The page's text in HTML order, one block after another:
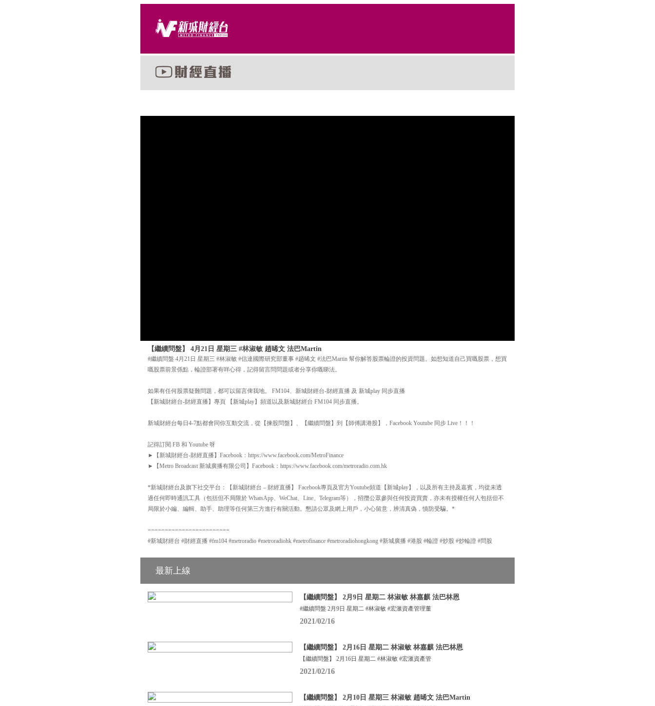
【繼續問盤】 4月21日 星期三 #林淑敏 趙晞文 法巴Martin
#繼續問盤 4月21日 星期三 #林淑敏 #信達國際研究部董事 #趙晞文 #法巴Martin 幫你解答股票輪證的投資問題。如想知道自己買嘅股票，想買
嘅股票前景係點，輪證部署有咩心得，記得留言問問題或者分享你嘅睇法。
如果有任何股票疑難問題，都可以留言俾我地。 FM104、新城財經台-財經直播 及 新城play 同步直播
【新城財經台-財經直播】專頁 【新城play】頻道以及新城財經台 FM104 同步直播。
新城財經台每日4-7點都會同你互動交流，從【揀股問盤】、【繼續問盤】到【師傅講港股】，Facebook Youtube 同步 Live！！！
記得訂閱 FB 和 Youtube 呀
►【新城財經台-財經直播】Facebook：https://www.facebook.com/MetroFinance
►【Metro Broadcast 新城廣播有限公司】Facebook：https://www.facebook.com/metroradio.com.hk
*新城財經台及旗下社交平台：【新城財經台 – 財經直播】 Facebook專頁及官方Youtube頻道【新城play】，以及所有主持及嘉賓，均從未透
過任何即時通訊工具（包括但不局限於 WhatsApp、WeChat、Line、Telegram等），招攬公眾參與任何投資買賣，亦未有授權任何人包括但不
局限於小編、編輯、助手、助理等任何第三方進行有關活動。懇請公眾及網上用戶，小心留意，辨清真偽，慎防受騙。*
========================
#新城財經台 #財經直播 #fm104 #metroradio #metroradiohk #metrofinance #metroradiohongkong #新城廣播 #港股 #輪證 #炒股 #炒輪證 #問股
最新上線
【繼續問盤】 2月9日 星期二 林淑敏 林嘉麒 法巴林恩
#繼續問盤 2月9日 星期二 #林淑敏 #宏滙資產管理董
2021/02/16
【繼續問盤】 2月16日 星期二 林淑敏 林嘉麒 法巴林恩
【繼續問盤】 2月16日 星期二 #林淑敏 #宏滙資產管
2021/02/16
【繼續問盤】 2月10日 星期三 林淑敏 趙晞文 法巴Martin